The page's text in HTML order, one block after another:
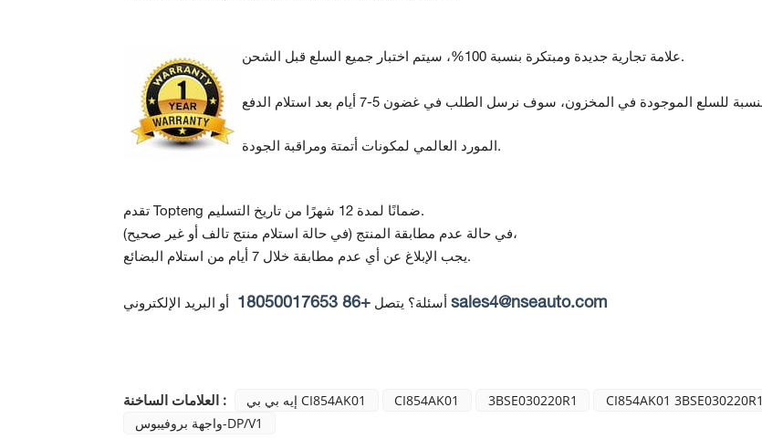
علامة تجارية جديدة ومبتكرة بنسبة 100%، سيتم اختبار جميع السلع قبل الشحن.
المورد العالمي لمكونات أتمتة ومراقبة الجودة.
تقدم Topteng ضمانًا لمدة 12 شهرًا من تاريخ التسليم.
في حالة عدم مطابقة المنتج(في حالة استلام منتج تالف أو غير صحيح)،
يجب الإبلاغ عن أي عدم مطابقة خلال 7 أيام من استلام البضائع.
أسئلة؟ يتصل+86 18050017653 أو البريد الإلكتروني sales4@nseauto.com
العلامات الساخنة : إيه بي بي CI854AK01 CI854AK01 3BSE030220R1
CI854AK01 3BSE030220R1
واجهة بروفيبوس-DP/V1